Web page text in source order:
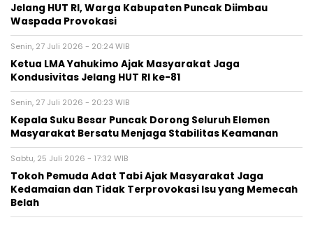
Jelang HUT RI, Warga Kabupaten Puncak Diimbau
Waspada Provokasi
Senin, 27 Juli 2026 - 20:24 WIB
Ketua LMA Yahukimo Ajak Masyarakat Jaga
Kondusivitas Jelang HUT RI ke-81
Senin, 27 Juli 2026 - 20:23 WIB
Kepala Suku Besar Puncak Dorong Seluruh Elemen
Masyarakat Bersatu Menjaga Stabilitas Keamanan
Sabtu, 25 Juli 2026 - 17:32 WIB
Tokoh Pemuda Adat Tabi Ajak Masyarakat Jaga
Kedamaian dan Tidak Terprovokasi Isu yang Memecah
Belah